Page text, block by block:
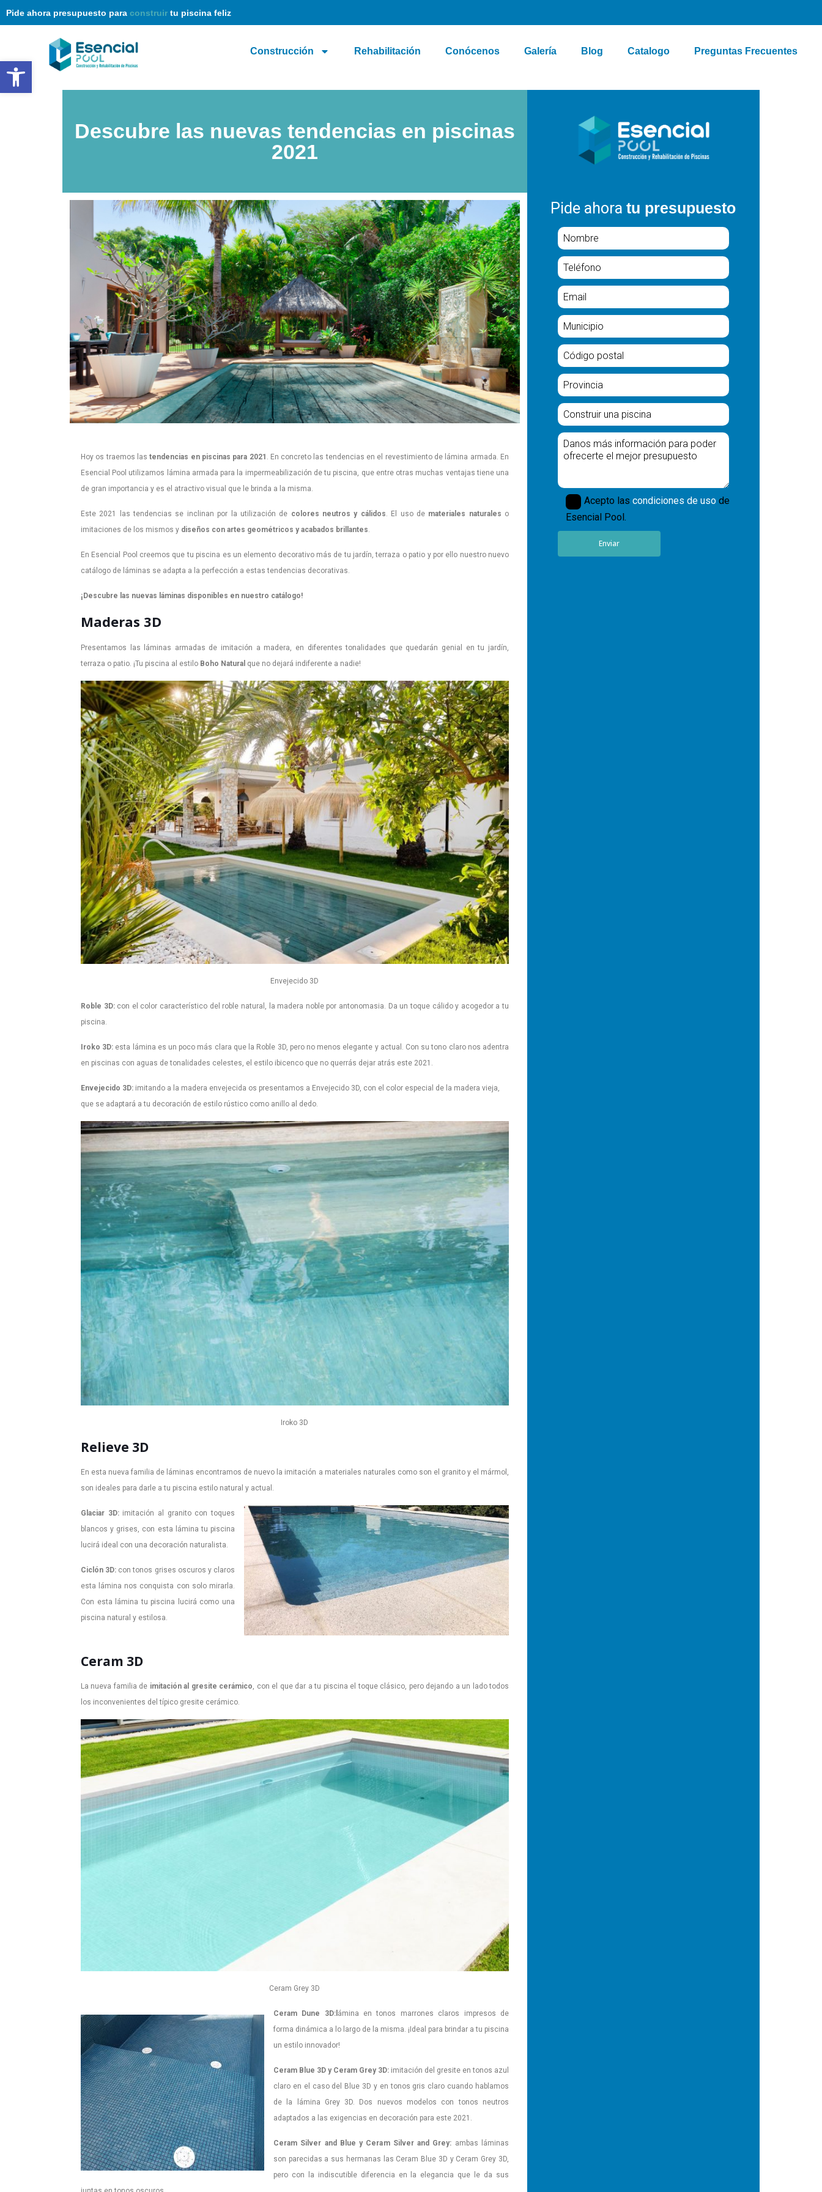
Abrir barra de herramientas
Pide ahora presupuesto para construir tu piscina feliz
Construcción Rehabilitación Conócenos Galería Blog Catalogo Preguntas Frecuentes
Descubre las nuevas tendencias en piscinas
2021
Hoy os traemos lastendencias en piscinas para 2021
. En concreto las tendencias en el revestimiento de lámina armada. En
Esencial Pool utilizamos lámina armada para la impermeabilización de tu piscina, que entre otras muchas ventajas tiene una
de gran importancia y es el atractivo visual que le brinda a la misma.
Este 2021 las tendencias se inclinan por la utilización de colores neutros y cálidos . El uso demateriales naturales o
imitaciones de los mismos y diseños con artes geométricos y acabados brillantes
En Esencial Pool creemos que tu piscina es un elemento decorativo más de tu jardín, terraza o patio y por ello nuestro nuevo
catálogo de láminas se adapta a la perfección a estas tendencias decorativas.
¡Descubre las nuevas láminas disponibles en nuestro catálogo!
Maderas 3D
Presentamos las láminas armadas de imitación a madera, en diferentes tonalidades que quedarán genial en tu jardín,
terraza o patio. ¡Tu piscina al estilo Boho Natural que no dejará indiferente a nadie!
Envejecido 3D
Roble 3D:con el color característico del roble natural, la madera noble por antonomasia. Da un toque cálido y acogedor a tu
piscina.
Iroko 3D: esta lámina es un poco más clara que la Roble 3D, pero no menos elegante y actual. Con su tono claro nos adentra
en piscinas con aguas de tonalidades celestes, el estilo ibicenco que no querrás dejar atrás este 2021.
Envejecido 3D: imitando a la madera envejecida os presentamos a Envejecido 3D, con el color especial de la madera vieja,
que se adaptará a tu decoración de estilo rústico como anillo al dedo.
Iroko 3D
Relieve 3D
En esta nueva familia de láminas encontramos de nuevo la imitación a materiales naturales como son el granito y el mármol,
son ideales para darle a tu piscina estilo natural y actual.
Glaciar 3D:imitación al granito con toques
blancos y grises, con esta lámina tu piscina
lucirá ideal con una decoración naturalista.
Ciclón 3D: con tonos grises oscuros y claros
esta lámina nos conquista con solo mirarla.
Con esta lámina tu piscina lucirá como una
piscina natural y estilosa.
Ceram 3D
La nueva familia de imitación al gresite cerámico, con el que dar a tu piscina el toque clásico, pero dejando a un lado todos
los inconvenientes del típico gresite cerámico.
Ceram Grey 3D
Ceram Dune 3D:l ámina en tonos marrones claros impresos de
forma dinámica a lo largo de la misma. ¡Ideal para brindar a tu piscina
un estilo innovador!
Ceram Blue 3D y Ceram Grey 3D: imitación del gresite en tonos azul
claro en el caso del Blue 3D y en tonos gris claro cuando hablamos
de la lámina Grey 3D. Dos nuevos modelos con tonos neutros
adaptados a las exigencias en decoración para este 2021.
Ceram Silver and Blue y Ceram Silver and Grey: ambas láminas
son parecidas a sus hermanas las Ceram Blue 3D y Ceram Grey 3D,
pero con la indiscutible diferencia en la elegancia que le da sus
Pide ahora tu presupuesto
Acepto las condiciones de usode
Esencial Pool.